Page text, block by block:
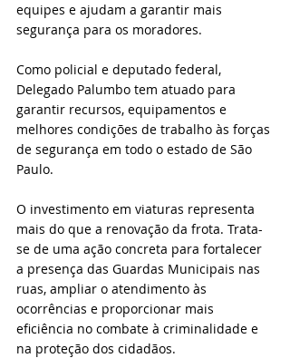
equipes e ajudam a garantir mais
segurança para os moradores.
Como policial e deputado federal,
Delegado Palumbo tem atuado para
garantir recursos, equipamentos e
melhores condições de trabalho às forças
de segurança em todo o estado de São
Paulo.
O investimento em viaturas representa
mais do que a renovação da frota. Trata-
se de uma ação concreta para fortalecer
a presença das Guardas Municipais nas
ruas, ampliar o atendimento às
ocorrências e proporcionar mais
eficiência no combate à criminalidade e
na proteção dos cidadãos.